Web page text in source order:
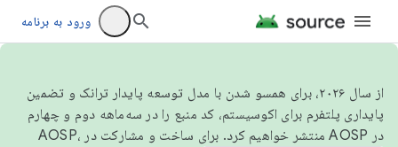
ورود به برنامه
از سال ۲۰۲۶، برای همسو شدن با مدل توسعه پایدار ترانک و تضمین
پایداری پلتفرم برای اکوسیستم، کد منبع را در سه‌ماهه دوم و چهارم
در AOSP منتشر خواهیم کرد. برای ساخت و مشارکت در AOSP،